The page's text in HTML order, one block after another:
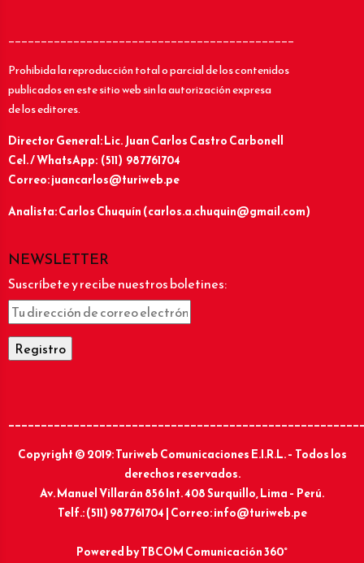
____________________________________________
Prohibida la reproducción total o parcial de los contenidos
publicados en este sitio web sin la autorización expresa
de los editores.
Director General: Lic.Juan Carlos Castro Carbonell
Cel. / WhatsApp: (511) 987761704
Correo: juancarlos@turiweb.pe
Analista: Carlos Chuquín (carlos.a.chuquin@gmail.com)
NEWSLETTER
Suscríbete y recibe nuestros boletines:
Copyright © 2019: Turiweb Comunicaciones E.I.R.L. – Todos los
derechos reservados.
Av. Manuel Villarán 856 Int. 408 Surquillo, Lima – Perú.
Telf.: (511) 987761704 | Correo: info@turiweb.pe
Powered byTBCOM Comunicación 360°